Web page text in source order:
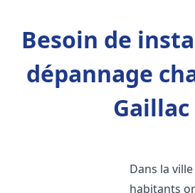
Besoin de
dépannage
Gaillac
Dans la
habitants